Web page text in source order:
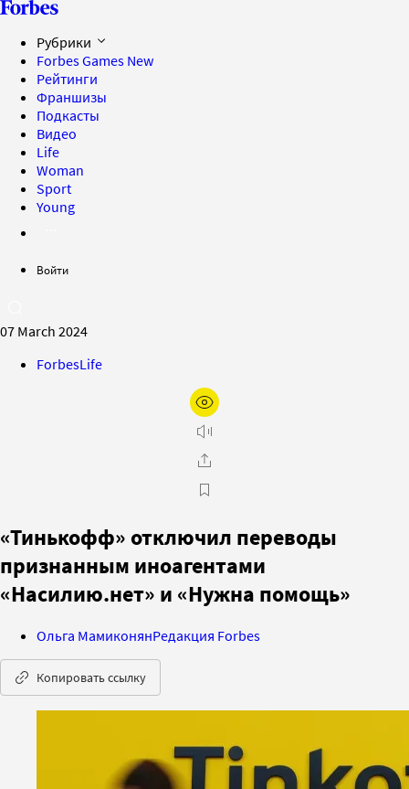
Рубрики
Forbes Games New
Рейтинги
Франшизы
Подкасты
Видео
Life
Woman
Sport
Young
Войти
07 March 2024
ForbesLife
«Тинькофф» отключил переводы
признанным иноагентами
«Насилию.нет» и «Нужна помощь»
Ольга МамиконянРедакция Forbes
Копировать ссылку